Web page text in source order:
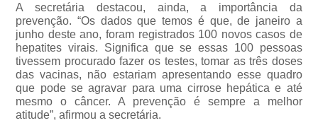
A secretária destacou, ainda, a importância da
prevenção. “Os dados que temos é que, de janeiro a
junho deste ano, foram registrados 100 novos casos de
hepatites virais. Significa que se essas 100 pessoas
tivessem procurado fazer os testes, tomar as três doses
das vacinas, não estariam apresentando esse quadro
que pode se agravar para uma cirrose hepática e até
mesmo o câncer. A prevenção é sempre a melhor
atitude”, afirmou a secretária.